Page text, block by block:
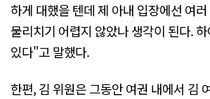
하게 대했을 텐데 제 아내 입장에선 여
물리치기 어렵지 않았나 생각이 된다.
있다"고 말했다.
한편, 김 위원은 그동안 여권 내에서 김